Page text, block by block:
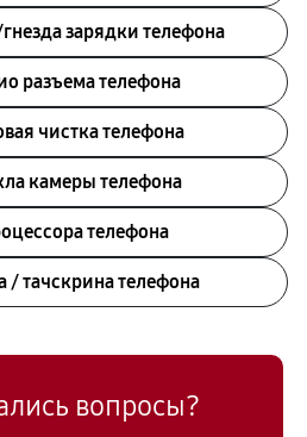
зарядки телефона
разъема телефона
чистка телефона
камеры телефона
телефона
/ тачскрина телефона
вопросы?